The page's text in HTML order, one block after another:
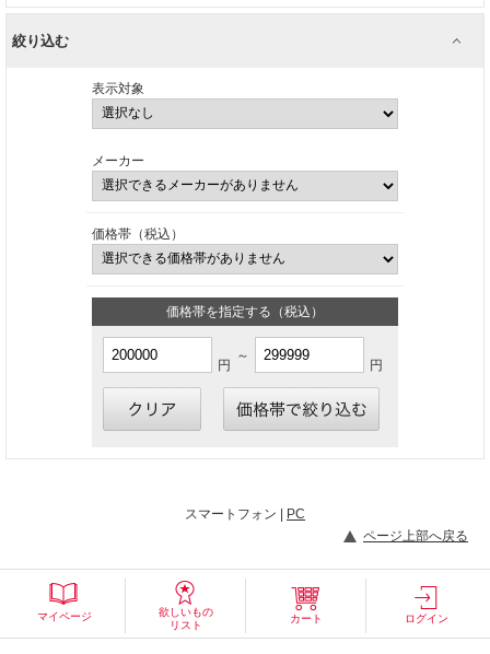
絞り込む
表示対象
メーカー
価格帯（税込）
価格帯を指定する（税込）
円
～
円
スマートフォン | PC
ページ上部へ戻る
マイページ
欲しいもの
リスト
カート ログイン